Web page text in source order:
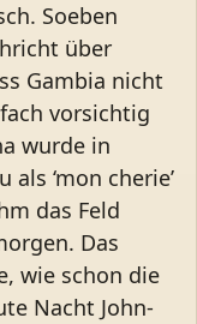
Soeben
über
Gambia nicht
vorsichtig
wurde in
‘mon cherie’
das Feld
Das
wie schon die
Nacht John-